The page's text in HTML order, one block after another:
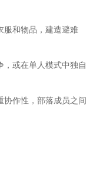
服和物品，建造避难
或在单人模式中独自
作性，部落成员之间